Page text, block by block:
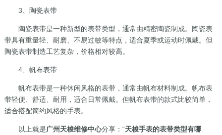
3、陶瓷表带
陶瓷表带是一种新型的表带类型，通常由精密陶瓷制成。陶瓷表
带具有重量轻、耐磨、不易过敏等特点，适合夏季或运动时佩戴。但
陶瓷表带制造工艺复杂，价格相对较高。
4、帆布表带
帆布表带是一种休闲风格的表带，通常由帆布材料制成。帆布表
带轻便、舒适、耐用，适合日常佩戴。但帆布表带的款式比较简单，
适合搭配简约风格的手表。
以上就是广州天梭维修中心分享：“天梭手表的表带类型有哪